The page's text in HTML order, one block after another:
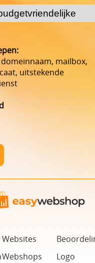
mailbox,
uitstekende
Websites
Webshops
Logo